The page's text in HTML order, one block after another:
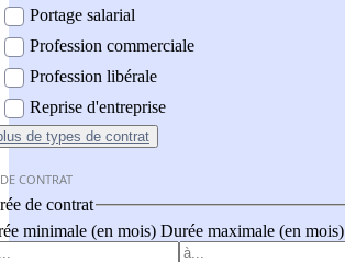
Portage salarial
Profession commerciale
Profession libérale
Reprise d'entreprise
de types de contrat
CONTRAT
de contrat
minimale (en mois) Durée maximale (en mois)